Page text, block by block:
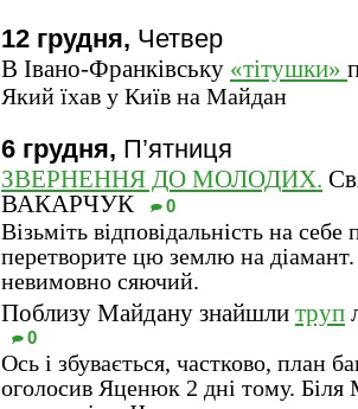
12 грудня, Четвер
В Івано-Франківську «тітушки»
Який їхав у Київ на Майдан
6 грудня, П’ятниця
ЗВЕРНЕННЯ ДО МОЛОДИХ.
ВАКАРЧУК
0
Візьміть відповідальність на
перетворите цю землю на
невимовно сяючий.
Поблизу Майдану знайшли труп
0
Ось і збувається, частково, план
оголосив Яценюк 2 дні тому.